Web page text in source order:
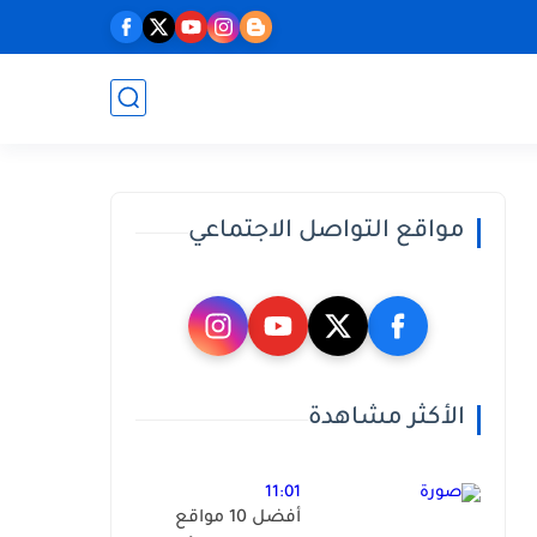
مواقع التواصل الاجتماعي
الأكثر مشاهدة
11:01
أفضل 10 مواقع